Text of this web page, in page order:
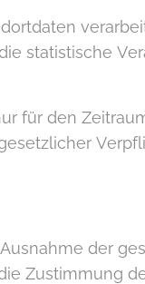
statistische
für den
der
Zustimmung